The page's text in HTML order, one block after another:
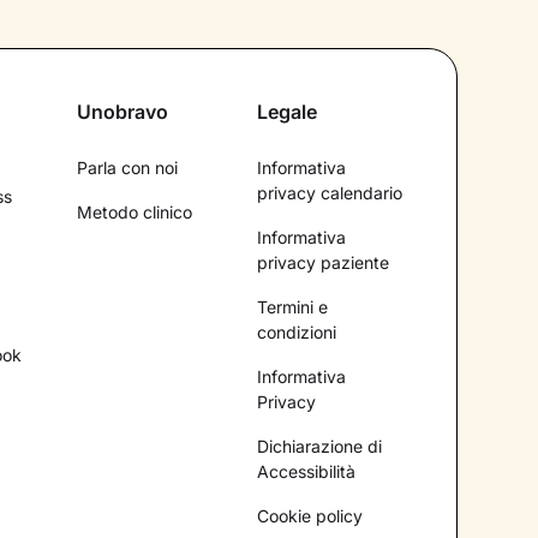
Unobravo
Parla con noi
Metodo clinico
Legale
Informativa
privacy calendario
Informativa
privacy paziente
Termini e
condizioni
Informativa
Privacy
Dichiarazione di
Accessibilità
Cookie policy